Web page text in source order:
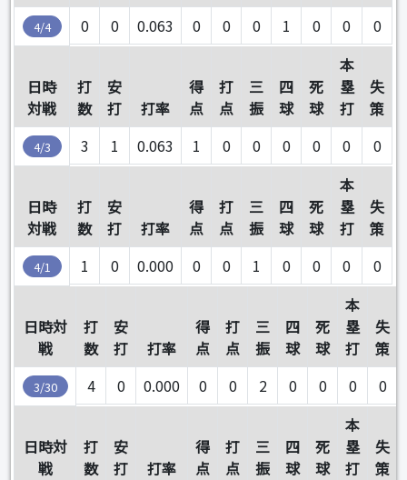
4/4 0 0 0.063 0 0 0 1 0 0 0
日時
対戦
打
数
安
打
打率
得
点
打
点
三
振
四
球
死
球
本
塁
打
失
策
4/3 3 1 0.063 1 0 0 0 0 0 0
日時
対戦
打
数
安
打
打率
得
点
打
点
三
振
四
球
死
球
本
塁
打
失
策
4/1 1 0 0.000 0 0 1 0 0 0 0
日時対
戦
打
数
安
打
打率
得
点
打
点
三
振
四
球
死
球
本
塁
打
失
策
3/30 4 0 0.000 0 0 2 0 0 0 0
日時対
戦
打
数
安
打
打率
得
点
打
点
三
振
四
球
死
球
本
塁
打
失
策